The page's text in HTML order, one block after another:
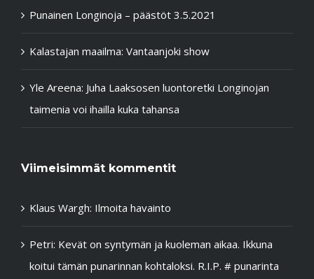
Punainen Longinoja – päästöt 3.5.2021
Kalastajan maailma: Vantaanjoki show
Yle Areena: Juha Laaksosen luontoretki Longinojan
taimenia voi ihailla kuka tahansa
Viimeisimmät kommentit
Klaus Wargh: Ilmoita havainto
Petri: Kevät on syntymän ja kuoleman aikaa. Ikkuna
koitui tämän punarinnan kohtaloksi. R.I.P. # punarinta